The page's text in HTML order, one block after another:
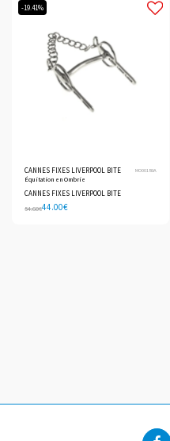
-19.41%
CANNES FIXES LIVERPOOL BITE MO00189A
Équitation en Ombrie
CANNES FIXES LIVERPOOL BITE
54.60€44.00€